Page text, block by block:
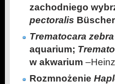
zachodniego
pectoralis
Trematocara zebra
aquarium;
w akwarium
Rozmnożenie